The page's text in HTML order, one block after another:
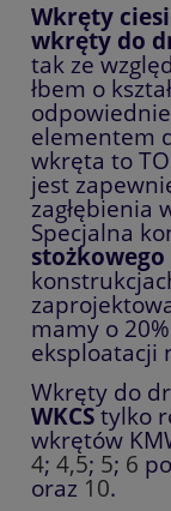
Wkręty
wkręty do
tak ze
łbem o
elementem
wkręta to
jest
zagłębienia
Specjalna
stożkowego
mamy o
eksploatacji
Wkręty do
WKCStylko
wkrętów
4; 4,5; 5; 6
oraz 10.